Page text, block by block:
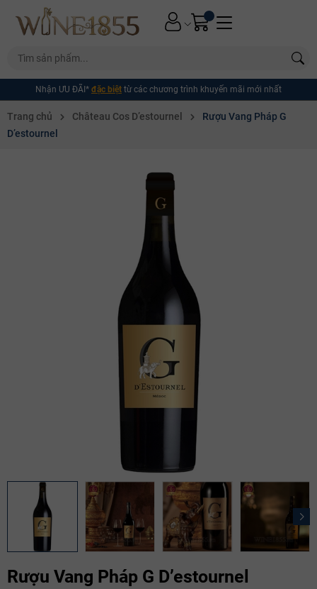
Nhận ƯU ĐÃI* đặc biệt từ các chương trình khuyến mãi mới nhất
Trang chủ Château Cos D’estournel
Rượu Vang Pháp G
D’estournel
Rượu Vang Pháp G D’estournel